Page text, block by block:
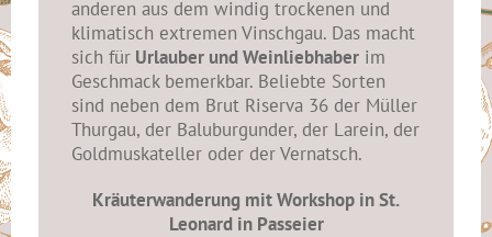
anderen aus dem windig trockenen und
klimatisch extremen Vinschgau. Das macht
sich für Urlauber und Weinliebhaber im
Geschmack bemerkbar. Beliebte Sorten
sind neben dem Brut Riserva 36 der Müller
Thurgau, der Baluburgunder, der Larein, der
Goldmuskateller oder der Vernatsch.
Kräuterwanderung mit Workshop in St.
Leonard in Passeier